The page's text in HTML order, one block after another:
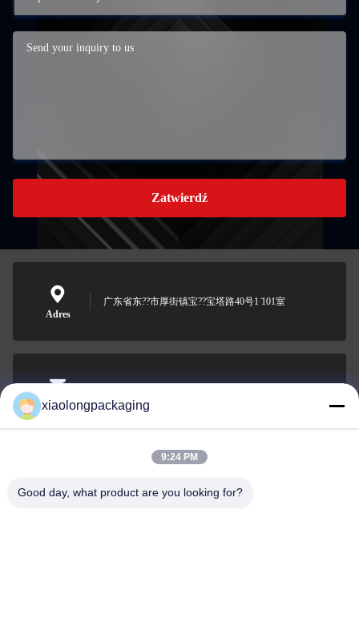
Zatwierdź
Adres
广东省东??市厚街镇宝??宝塔路40号1 ̇101室
Wiadomość
elektroniczna
Tina@xiaolongpackaging.com
0086-15322891631
xiaolongpackaging
9:24 PM
Good day, what product are you looking for?